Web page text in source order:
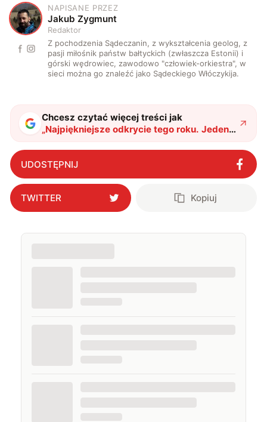
J
NAPISANE PRZEZ
Jakub Zygmunt
Redaktor
Z pochodzenia Sądeczanin, z wykształcenia geolog, z
pasji miłośnik państw bałtyckich (zwłaszcza Estonii) i
górski wędrowiec, zawodowo "człowiek-orkiestra", w
sieci można go znaleźć jako Sądeckiego Włóczykija.
Chcesz czytać więcej treści jak
„Najpiękniejsze odkrycie tego roku. Jeden z
najszlachetniejszych kamieni poprawi
wydajność baterii. Przemysł już zaciera
ręce"?
UDOSTĘPNIJ
TWITTER Kopiuj